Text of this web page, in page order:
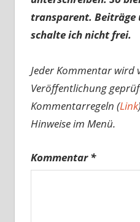
transparent. Beiträge
schalte ich nicht frei.
Jeder Kommentar wird
Veröffentlichung
Kommentarregeln (Link
Hinweise im Menü.
Kommentar*